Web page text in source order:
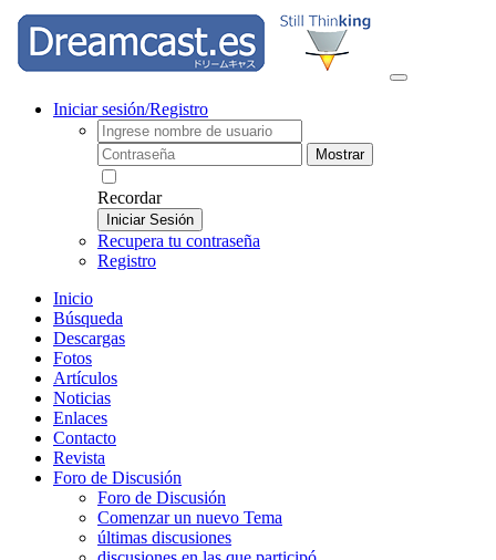
Iniciar sesión/Registro
Mostrar
Recordar
Iniciar Sesión
Recupera tu contraseña
Registro
Inicio
Búsqueda
Descargas
Fotos
Artículos
Noticias
Enlaces
Contacto
Revista
Foro de Discusión
Foro de Discusión
Comenzar un nuevo Tema
últimas discusiones